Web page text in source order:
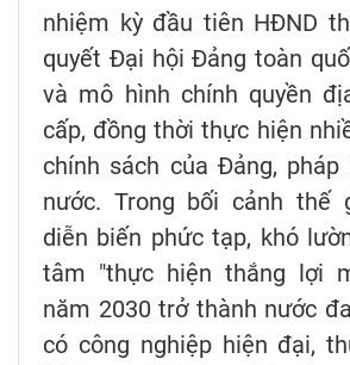
nhiệm kỳ đầu tiên HĐND
quyết Đại hội Đảng toàn
và mô hình chính quyền
cấp, đồng thời thực hiện
chính sách của Đảng,
nước. Trong bối cảnh thế
diễn biến phức tạp, khó
tâm "thực hiện thắng lợi
năm 2030 trở thành nước
có công nghiệp hiện đại,